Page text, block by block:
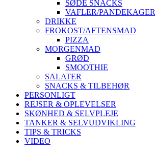
SØDE SNACKS
VAFLER/PANDEKAGER
DRIKKE
FROKOST/AFTENSMAD
PIZZA
MORGENMAD
GRØD
SMOOTHIE
SALATER
SNACKS & TILBEHØR
PERSONLIGT
REJSER & OPLEVELSER
SKØNHED & SELVPLEJE
TANKER & SELVUDVIKLING
TIPS & TRICKS
VIDEO